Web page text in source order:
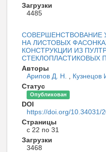
Загрузки
4485
СОВЕРШЕНСТВОВАНИЕ
НА ЛИСТОВЫХ
КОНСТРУКЦИИ ИЗ
СТЕКЛОПЛАСТИКОВЫХ
Авторы
Арипов Д. Н. , Кузнецов
Статус
Опубликован
DOI
https://doi.org/10.34031/
Страницы
с 22 по 31
Загрузки
3468